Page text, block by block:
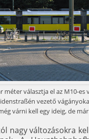
méter választja el az M10-es
vezető
várni kell egy ideig, de
nagy változásokra